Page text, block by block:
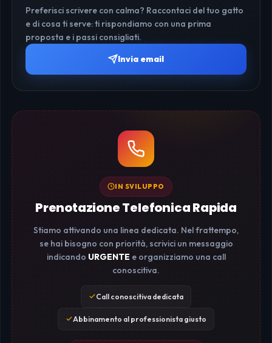
Preferisci scrivere con calma? Raccontaci del tuo gatto
e di cosa ti serve: ti rispondiamo con una prima
proposta e i passi consigliati.
Invia email
IN SVILUPPO
Prenotazione Telefonica Rapida
Stiamo attivando una linea dedicata. Nel frattempo,
se hai bisogno con priorità, scrivici un messaggio
indicando URGENTE e organizziamo una call
conoscitiva.
Call conoscitiva dedicata
Abbinamento al professionista giusto